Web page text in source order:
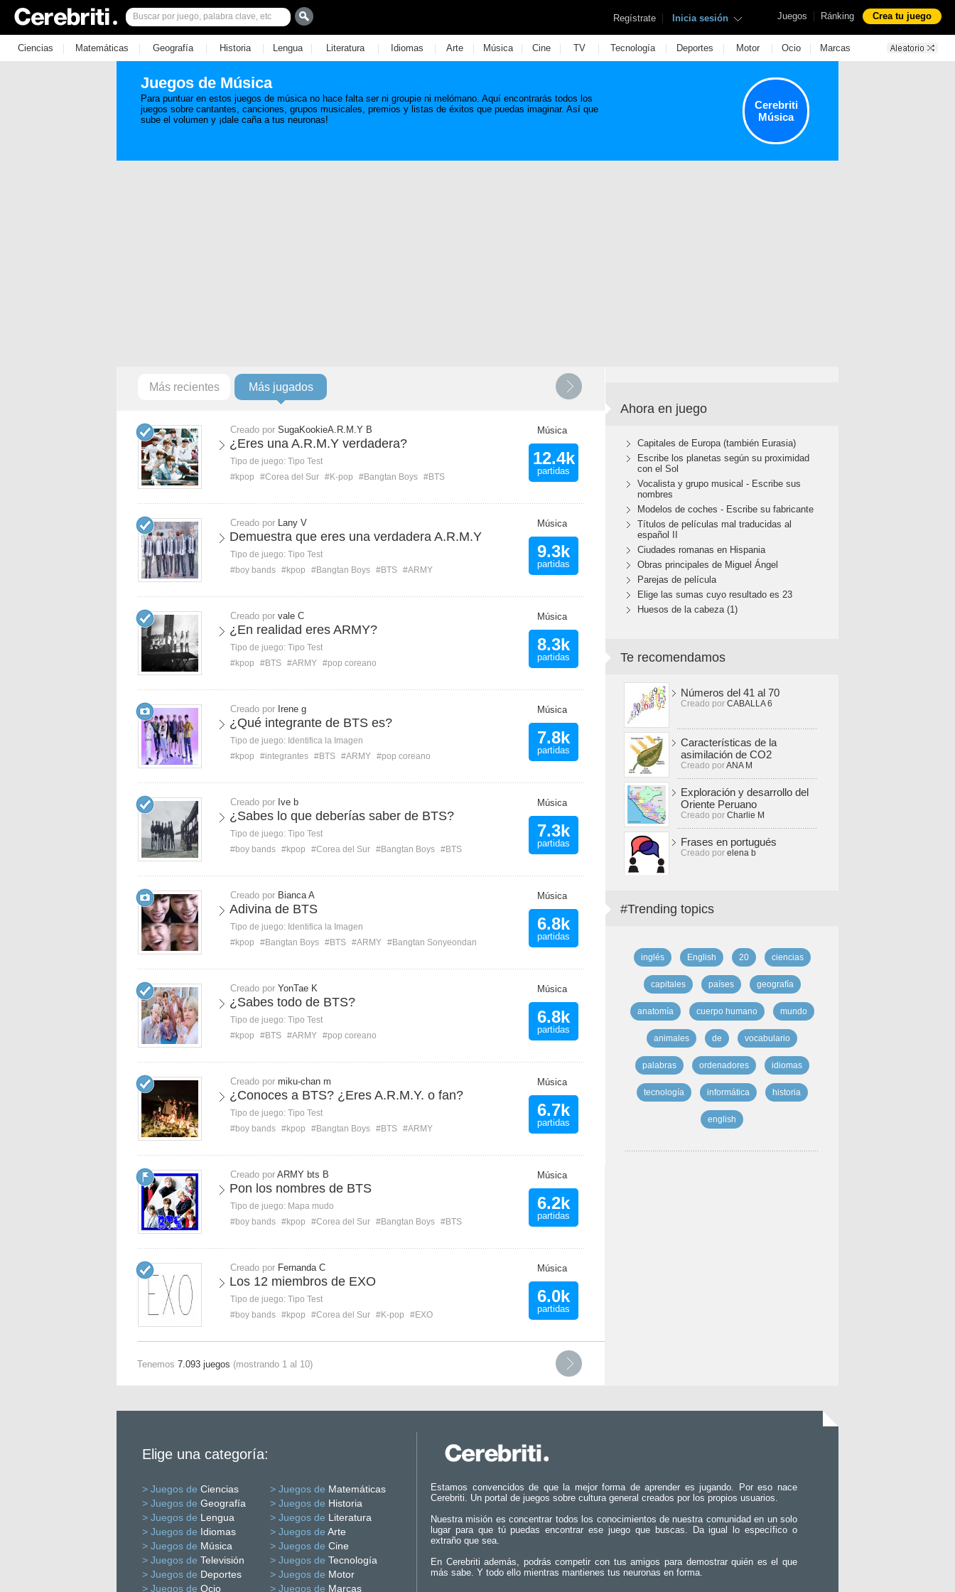
Juegos | Ránking Crea tu juego
Regístrate | Inicia sesión
Ciencias | Matemáticas | Geografía | Historia | Lengua | Literatura | Idiomas | Arte | Música | Cine | TV | Tecnología | Deportes | Motor | Ocio | Marcas
Juegos de Música
Para puntuar en estos juegos de música no hace falta ser ni groupie ni melómano. Aquí encontrarás todos los
juegos sobre cantantes, canciones, grupos musicales, premios y listas de éxitos que puedas imaginar. Así que
sube el volumen y ¡dale caña a tus neuronas!
Cerebriti
Música
Más recientes Más jugados
Creado por SugaKookieA.R.M.Y B
¿Eres una A.R.M.Y verdadera?
Tipo de juego: Tipo Test
#kpop
#Corea del Sur #K-pop #Bangtan Boys #BTS
Música
12.4k
partidas
Creado por Lany V
Demuestra que eres una verdadera A.R.M.Y
Tipo de juego: Tipo Test
#boy bands #kpop #Bangtan Boys #BTS #ARMY
Música
9.3k
partidas
Creado por vale C
¿En realidad eres ARMY?
Tipo de juego: Tipo Test
#kpop
#BTS #ARMY #pop coreano
Música
8.3k
partidas
Creado por Irene g
¿Qué integrante de BTS es?
Tipo de juego: Identifica la Imagen
#kpop
#integrantes #BTS #ARMY #pop coreano
Música
7.8k
partidas
Creado por Ive b
¿Sabes lo que deberías saber de BTS?
Tipo de juego: Tipo Test
#boy bands #kpop #Corea del Sur #Bangtan Boys #BTS
Música
7.3k
partidas
Creado por Bianca A
Adivina de BTS
Tipo de juego: Identifica la Imagen
#kpop
#Bangtan Boys #BTS #ARMY #Bangtan Sonyeondan
Música
6.8k
partidas
Creado por YonTae K
¿Sabes todo de BTS?
Tipo de juego: Tipo Test
#kpop
#BTS #ARMY #pop coreano
Música
6.8k
partidas
Creado por miku-chan m
¿Conoces a BTS? ¿Eres A.R.M.Y. o fan?
Tipo de juego: Tipo Test
#boy bands #kpop #Bangtan Boys #BTS #ARMY
Música
6.7k
partidas
Creado por ARMY bts B
Pon los nombres de BTS
Tipo de juego: Mapa mudo
#boy bands #kpop #Corea del Sur #Bangtan Boys #BTS
Música
6.2k
partidas
Creado por Fernanda C
Los 12 miembros de EXO
Tipo de juego: Tipo Test
#boy bands #kpop #Corea del Sur #K-pop #EXO
Música
6.0k
partidas
Tenemos 7.093 juegos (mostrando 1 al 10)
Ahora en juego
Capitales de Europa (también Eurasia)
Escribe los planetas según su proximidad
con el Sol
Vocalista y grupo musical - Escribe sus
nombres
Modelos de coches - Escribe su fabricante
Títulos de películas mal traducidas al
español II
Ciudades romanas en Hispania
Obras principales de Miguel Ángel
Parejas de película
Elige las sumas cuyo resultado es 23
Huesos de la cabeza (1)
Te recomendamos
Números del 41 al 70
Creado por CABALLA 6
Características de la
asimilación de CO2
Creado porANA M
Exploración y desarrollo del
Oriente Peruano
Creado por Charlie M
Frases en portugués
Creado por elena b
#Trending topics
inglés English 20 ciencias
capitales países geografía
anatomía cuerpo humano mundo
animales de vocabulario
palabras ordenadores idiomas
tecnología informática historia
english
Elige una categoría:
> Juegos de Ciencias > Juegos de Matemáticas
> Juegos de Geografía > Juegos de Historia
> Juegos de Lengua > Juegos de Literatura
> Juegos de Idiomas > Juegos de Arte
> Juegos de Música > Juegos de Cine
> Juegos de Televisión > Juegos de Tecnología
> Juegos de Deportes > Juegos de Motor
> Juegos de Ocio > Juegos de Marcas
Estamos convencidos de que la mejor forma de aprender es jugando. Por eso nace
Cerebriti. Un portal de juegos sobre cultura general creados por los propios usuarios.
Nuestra misión es concentrar todos los conocimientos de nuestra comunidad en un solo
lugar para que tú puedas encontrar ese juego que buscas. Da igual lo específico o
extraño que sea.
En Cerebriti además, podrás competir con tus amigos para demostrar quién es el que
más sabe. Y todo ello mientras mantienes tus neuronas en forma.